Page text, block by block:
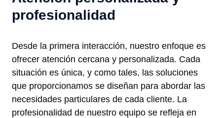
profesionalidad
Desde la primera interacción, nuestro enfoque es
ofrecer atención cercana y personalizada. Cada
situación es única, y como tales, las soluciones
que proporcionamos se diseñan para abordar las
necesidades particulares de cada cliente. La
profesionalidad de nuestro equipo se refleja en